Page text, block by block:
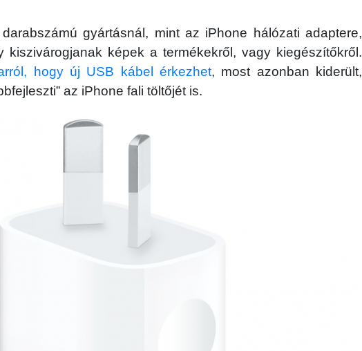
gyártásnál, mint az iPhone hálózati adaptere,
kiszivárogjanak képek a termékekről, vagy kiegészítőkről.
hogy új USB kábel érkezhet, most azonban kiderült,
az iPhone fali töltőjét is.